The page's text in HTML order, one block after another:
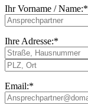
Ihr Vorname / Name:*
Ihre Adresse:*
Email:*